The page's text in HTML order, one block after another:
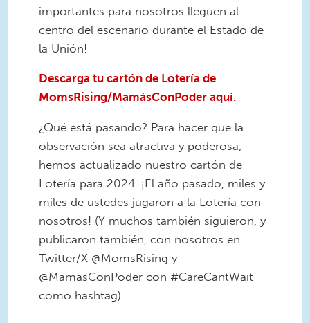
importantes para nosotros lleguen al
centro del escenario durante el Estado de
la Unión!
Descarga tu cartón de Lotería de
MomsRising/MamásConPoder aquí.
¿Qué está pasando? Para hacer que la
observación sea atractiva y poderosa,
hemos actualizado nuestro cartón de
Lotería para 2024. ¡El año pasado, miles y
miles de ustedes jugaron a la Lotería con
nosotros! (Y muchos también siguieron, y
publicaron también, con nosotros en
Twitter/X @MomsRising y
@MamasConPoder con #CareCantWait
como hashtag).